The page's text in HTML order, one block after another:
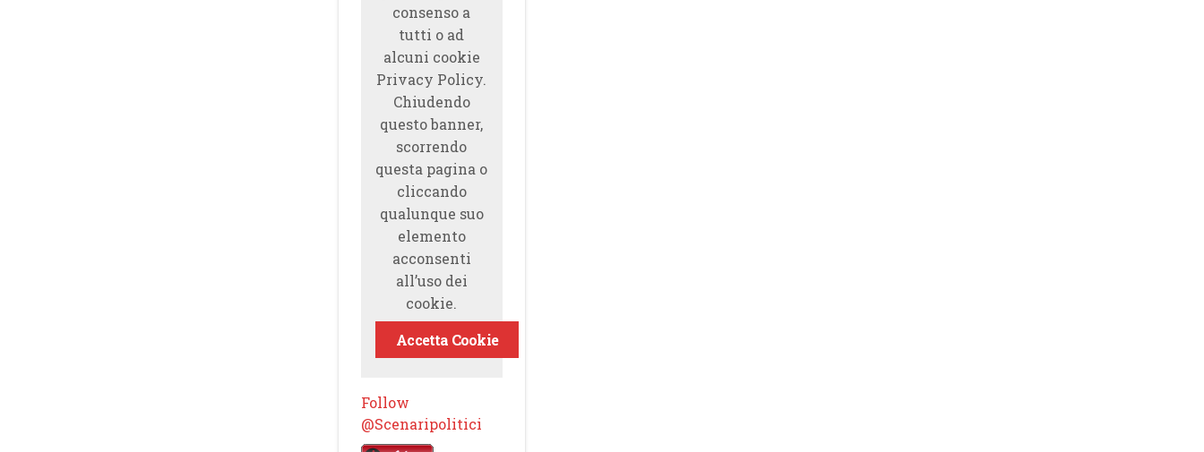
consenso a
tutti o ad
alcuni cookie
Privacy Policy.
Chiudendo
questo banner,
scorrendo
questa pagina o
cliccando
qualunque suo
elemento
acconsenti
all’uso dei
cookie.
Accetta Cookie
Follow
@Scenaripolitici